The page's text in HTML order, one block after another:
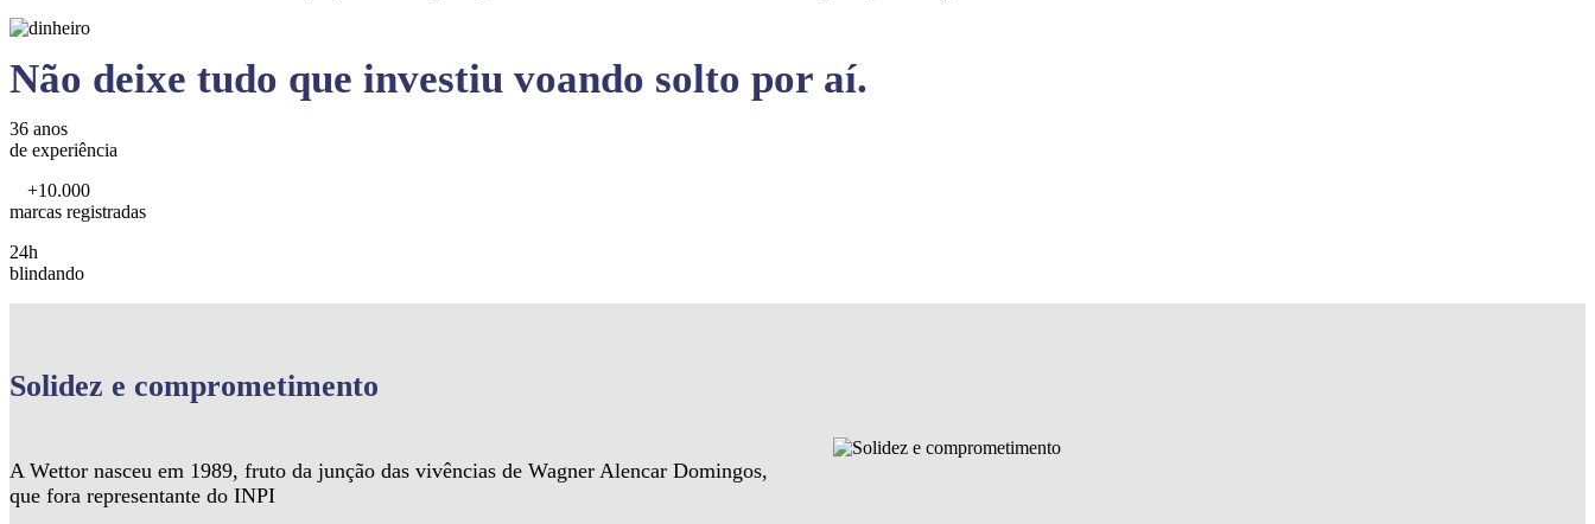
Não deixe tudo que investiu voando solto por aí.
36 anos
de experiência
+10.000
marcas registradas
24h
blindando
Solidez e comprometimento
A Wettor nasceu em 1989, fruto da junção das vivências de Wagner Alencar Domingos,
que fora representante do INPI